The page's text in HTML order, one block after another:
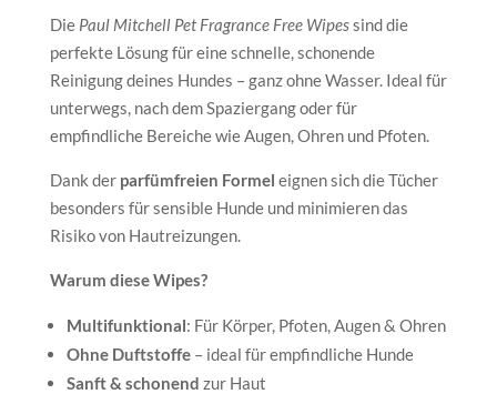
Die Paul Mitchell Pet Fragrance Free Wipessind die
perfekte Lösung für eine schnelle, schonende
Reinigung deines Hundes – ganz ohne Wasser. Ideal für
unterwegs, nach dem Spaziergang oder für
empfindliche Bereiche wie Augen, Ohren und Pfoten.
Dank der parfümfreien Formel eignen sich die Tücher
besonders für sensible Hunde und minimieren das
Risiko von Hautreizungen.
Warum diese Wipes?
Multifunktional: Für Körper, Pfoten, Augen & Ohren
Ohne Duftstoffe– ideal für empfindliche Hunde
Sanft & schonend zur Haut